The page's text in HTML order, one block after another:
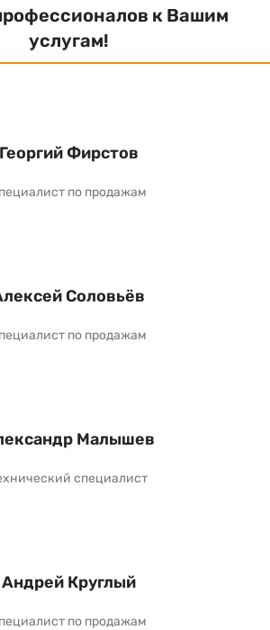
к Вашим
услугам!
Георгий Фирстов
по продажам
Соловьёв
по продажам
Малышев
специалист
Андрей Круглый
по продажам